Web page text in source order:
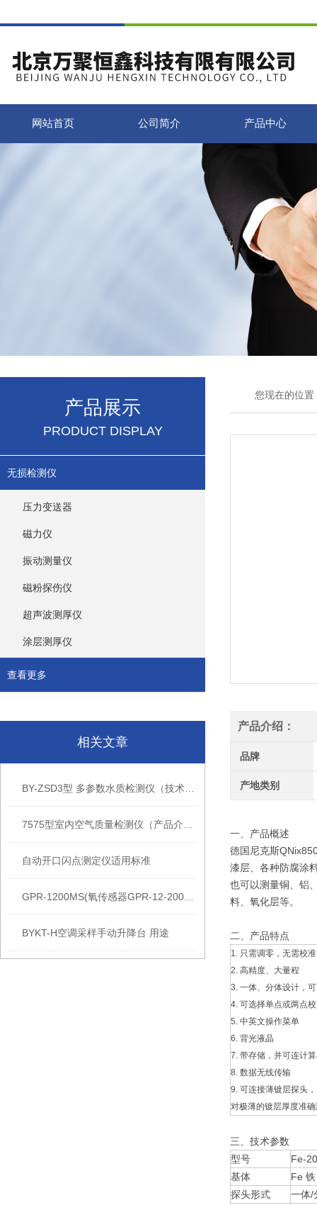
网站首页 公司简介 产品中心
产品展示
PRODUCT DISPLAY
无损检测仪
压力变送器
磁力仪
振动测量仪
磁粉探伤仪
超声波测厚仪
涂层测厚仪
查看更多
相关文章
自动开口闪点测定仪适用标准
BYKT-H空调采样手动升降台 用途
您现在的位置
产品介绍：
品牌
产地类别
一、产品概述
德国尼克斯
漆层、各种防腐涂
也可以测量铜、铝
料、氧化层等。
二、产品特点
1. 只需调零，无需校
2. 高精度、大量程
3. 一体、分体设计，
4. 可选择单点或两点
5. 中英文操作菜单
6. 背光液晶
7. 带存储，并可连计
8. 数据无线传输
9. 可连接薄镀层探头，
对极薄的镀层厚度准
三、技术参数
型号
Fe-
基体
Fe 铁
探头形式
一体/